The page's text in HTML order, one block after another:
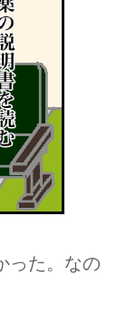
った。なの